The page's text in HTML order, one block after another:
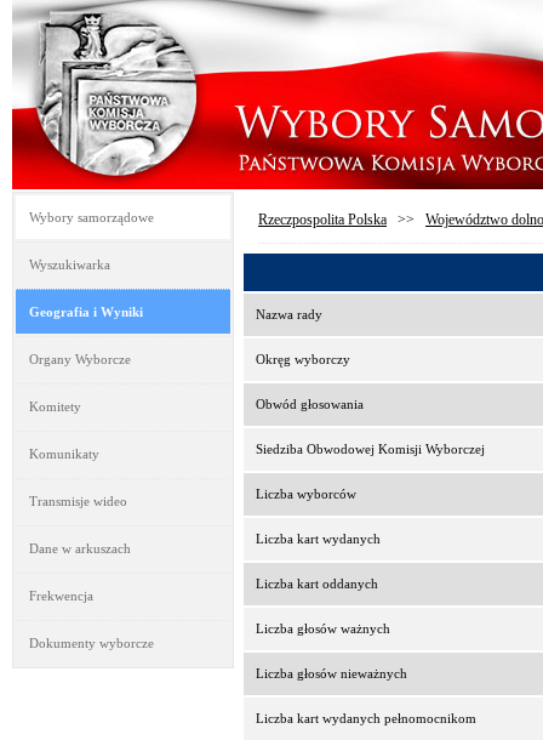
Wybory samorządowe
Wyszukiwarka
Geografia i Wyniki
Organy Wyborcze
Komitety
Komunikaty
Transmisje wideo
Dane w arkuszach
Frekwencja
Dokumenty wyborcze
Rzeczpospolita Polska >> Województwo
Nazwa rady
Okręg wyborczy
Obwód głosowania
Siedziba Obwodowej Komisji Wyborczej
Liczba wyborców
Liczba kart wydanych
Liczba kart oddanych
Liczba głosów ważnych
Liczba głosów nieważnych
Liczba kart wydanych pełnomocnikom